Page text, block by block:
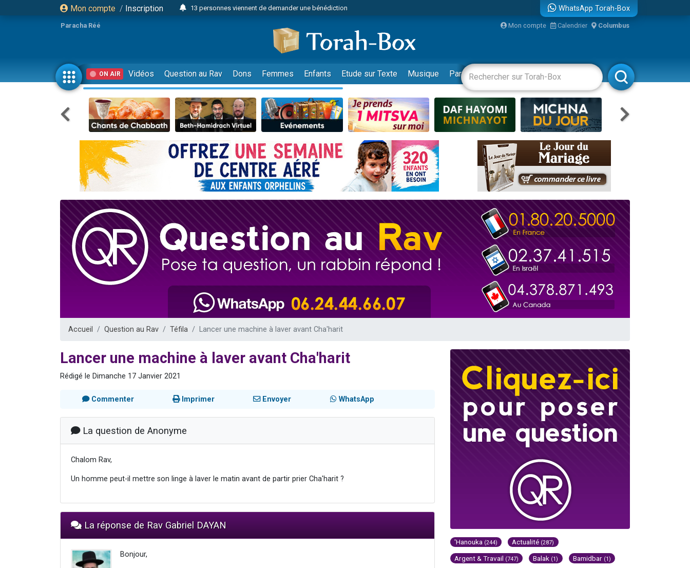
Mon compte / Inscription
13 personnes viennent de demander une bénédiction
12 nouvelles musiques dans Torah-Box Music
30 personnes viennent de faire un don pour Sauvez la jambe de Yohan
3 personnes viennent de nous rejoindre sur WhatsApp
2 personnes viennent de nous rejoindre sur WhatsApp
3 personnes viennent de nous rejoindre sur WhatsApp
2 nouvelles musiques dans Torah-Box Music
8 personnes viennent de faire un don pour Tsédaka : pauvres d'Israel
4 personnes viennent de faire un don pour Diane, 80 ans, dans un appartement insalubre
Nouvelle émission radio : Visions de grandeur n°104 : Le Chabbath et le Birkat Hamazone à travers le temps
61 personnes viennent de demander une bénédiction
Il reste 49 places pour étudier en groupe sur Zoom
Ariel vient de donner son Maasser
Nathaniel vient de donner son Maasser
6 personnes viennent de faire un don pour 5 enfants déjà orphelins risquent de perdre leur maman
10 personnes viennent de demander une bénédiction
Il reste 49 places pour étudier en groupe sur Zoom
2 personnes viennent de nous rejoindre sur WhatsApp
WhatsApp Torah-Box
Paracha Réé Mon compte Calendrier Columbus
ON AIR Vidéos Question au Rav Dons Femmes Enfants Etude sur Texte Musique Paracha Divertissements Livres Rabbanim
Accueil Question au Rav Téfila Lancer une machine à laver avant Cha'harit
Lancer une machine à laver avant Cha'harit
Rédigé le Dimanche 17 Janvier 2021
Commenter Imprimer Envoyer WhatsApp
La question de Anonyme
Chalom Rav,
Un homme peut-il mettre son linge à laver le matin avant de partir prier Cha'harit ?
La réponse de Rav Gabriel DAYAN
Bonjour,
'Hanouka (244) Actualité (287)
Argent & Travail (747) Balak (1) Bamidbar (1)